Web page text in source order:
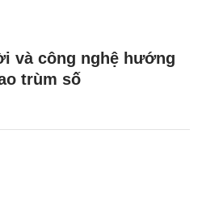
và công nghệ hướng
trùm số